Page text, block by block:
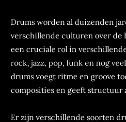
Drums worden al duizenden
verschillende culturen over de
een cruciale rol in
rock, jazz, pop, funk en nog
drums voegt ritme en groove
composities en geeft structuur
Er zijn verschillende soorten